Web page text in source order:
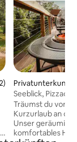
Bewertung:
Privatunterkunft
Marais
Seeblick,
Träumst du von
Kurzurlaub an
Unser
komfortables